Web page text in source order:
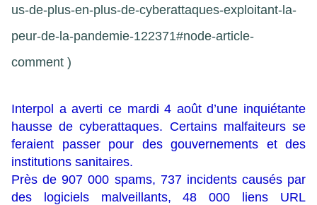
us-de-plus-en-plus-de-cyberattaques-exploitant-la-
peur-de-la-pandemie-122371#node-article-
comment )
Interpol a averti ce mardi 4 août d’une inquiétante
hausse de cyberattaques. Certains malfaiteurs se
feraient passer pour des gouvernements et des
institutions sanitaires.
Près de 907 000 spams, 737 incidents causés par
des logiciels malveillants, 48 000 liens URL